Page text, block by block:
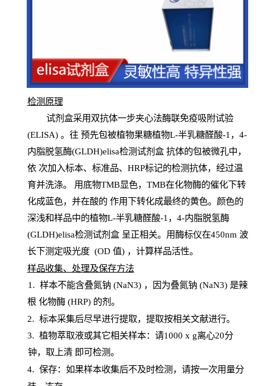
检测原理
试剂盒采用双抗体一步夹心法酶联免疫吸附试验
(ELISA) 。往 预先包被植物果糖植物L-半乳糖醛酸-1，4-
内脂脱氢酶(GLDH)elisa检测试剂盒抗体的包被微孔中，
依 次加入标本、标准品、 HRP标记的检测抗体，经过温
育并洗涤。 用底物TMB显色， TMB在化物酶的催化下转
化成蓝色，并在酸的 作用下转化成最终的黄色。颜色的
深浅和样品中的植物L-半乳糖醛酸-1，4-内脂脱氢酶
(GLDH)elisa检测试剂盒呈正相关。用酶标仪在450nm 波
长下测定吸光度 (OD 值) ，计算样品活性。
样品收集、处理及保存方法
1 . 样本不能含叠氮钠(NaN3) ，因为叠氮钠 (NaN3) 是辣
根 化物酶(HRP) 的剂。
2. 标本采集后尽早进行提取，提取按相关文献进行。
3. 植物萃取液或其它相关样本：请1000 x g离心20分
钟，取上清 即可检测。
4. 保存：如果样本收集后不及时检测，请按一次用量分